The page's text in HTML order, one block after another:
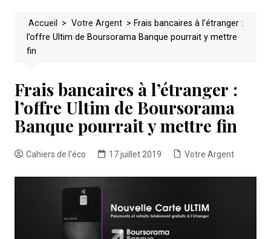
Accueil > Votre Argent > Frais bancaires à l’étranger :
l’offre Ultim de Boursorama Banque pourrait y mettre
fin
Frais bancaires à l’étranger :
l’offre Ultim de Boursorama
Banque pourrait y mettre fin
Cahiers de l'éco 17 juillet 2019 Votre Argent